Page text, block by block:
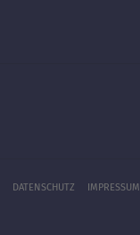
DATENSCHUTZ IMPRESSUM